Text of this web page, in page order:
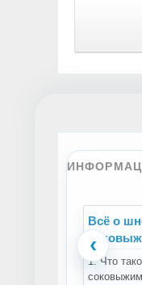
‹
Всё о
1. Что